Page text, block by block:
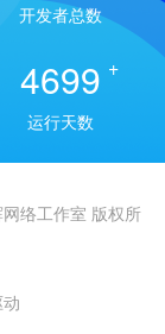
开发者总数
4699 +
运行天数
络工作室 版权所